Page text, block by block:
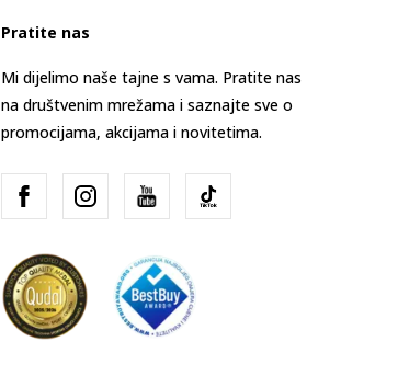
Pratite nas
Mi dijelimo naše tajne s vama. Pratite nas
na društvenim mrežama i saznajte sve o
promocijama, akcijama i novitetima.